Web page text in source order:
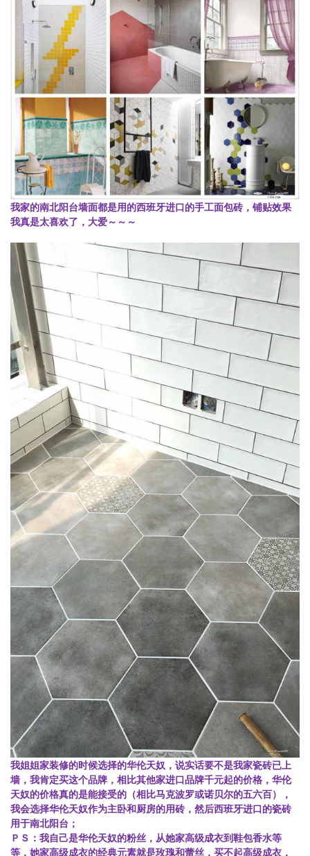
我家的南北阳台墙面都是用的西班牙进口的手工面包砖，铺贴效果
我真是太喜欢了，大爱～～～
我姐姐家装修的时候选择的华伦天奴，说实话要不是我家瓷砖已上
墙，我肯定买这个品牌，相比其他家进口品牌千元起的价格，华伦
天奴的价格真的是能接受的（相比马克波罗或诺贝尔的五六百），
我会选择华伦天奴作为主卧和厨房的用砖，然后西班牙进口的瓷砖
用于南北阳台；
ＰＳ：我自己是华伦天奴的粉丝，从她家高级成衣到鞋包香水等
等，她家高级成衣的经典元素就是玫瑰和蕾丝，买不起高级成衣，